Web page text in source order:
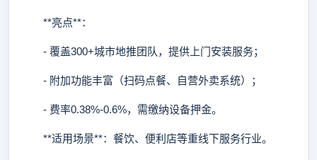
**亮点**：
- 覆盖300+城市地推团队，提供上门安装服务；
- 附加功能丰富（扫码点餐、自营外卖系统）；
- 费率0.38%-0.6%，需缴纳设备押金。
**适用场景**：餐饮、便利店等重线下服务行业。